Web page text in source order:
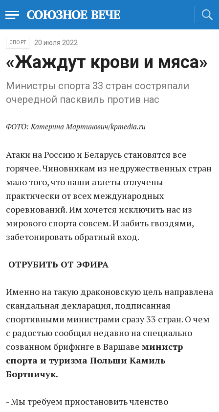
СПОРТ 20 июля 2022
«Жаждут крови и мяса»
Министры спорта 33 стран состряпали
очередной пасквиль против нас
ФОТО: Катерина Мартинович/kpmedia.ru
Атаки на Россию и Беларусь становятся все
горячее. Чиновникам из недружественных стран
мало того, что наши атлеты отлучены
практически от всех международных
соревнований. Им хочется исключить нас из
мирового спорта совсем. И забить гвоздями,
забетонировать обратный вход.
ОТРУБИТЬ ОТ ЭФИРА
Именно на такую драконовскую цель направлена
скандальная декларация, подписанная
спортивными министрами сразу 33 стран. О чем
с радостью сообщил недавно на специально
созванном брифинге в Варшаве министр
спорта и туризма Польши Камиль
Бортничук.
- Мы требуем приостановить членство